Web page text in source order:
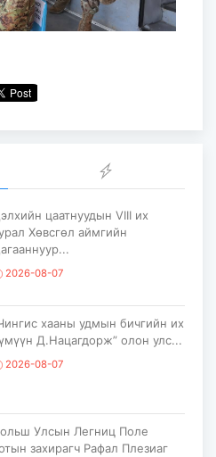
цаатнуудын VIII их
Хөвсгөл аймгийн
2026-08-07
хааны удмын бичгийн их
Д.Нацагдорж” олон улс...
2026-08-07
Улсын Легниц Поле
захирагч Рафал Плезиаг